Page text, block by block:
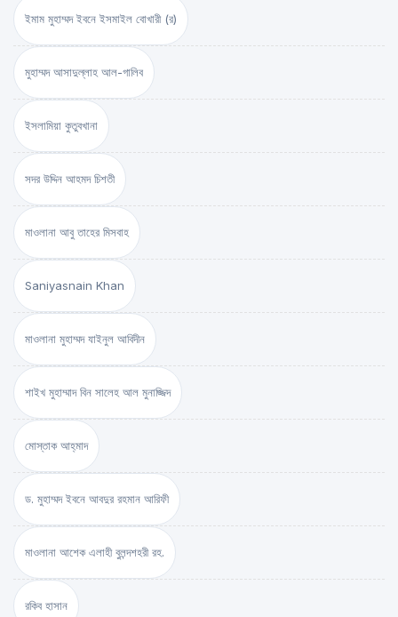
ইমাম মুহাম্মদ ইবনে ইসমাইল বোখারী (র)
মুহাম্মদ আসাদুল্লাহ আল-গালিব
ইসলামিয়া কুতুবখানা
সদর উদ্দিন আহমদ চিশতী
মাওলানা আবু তাহের মিসবাহ
Saniyasnain Khan
মাওলানা মুহাম্মদ যাইনুল আবিদীন
শাইখ মুহাম্মাদ বিন সালেহ আল মুনাজ্জিদ
মোস্তাক আহ্‌মাদ
ড. মুহাম্মদ ইবনে আবদুর রহমান আরিফী
মাওলানা আশেক এলাহী বুলন্দশহরী রহ.
রকিব হাসান